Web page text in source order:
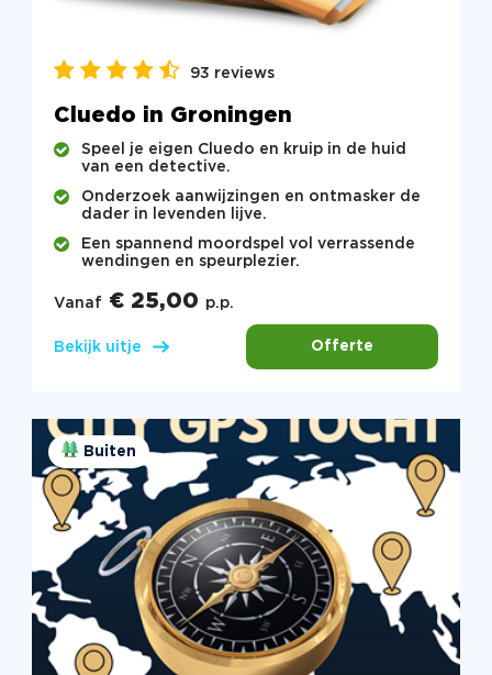
93 reviews
Cluedo in Groningen
Speel je eigen Cluedo en kruip in de huid
van een detective.
Onderzoek aanwijzingen en ontmasker de
dader in levenden lijve.
Een spannend moordspel vol verrassende
wendingen en speurplezier.
Vanaf € 25,00 p.p.
Bekijk uitje Offerte
Buiten